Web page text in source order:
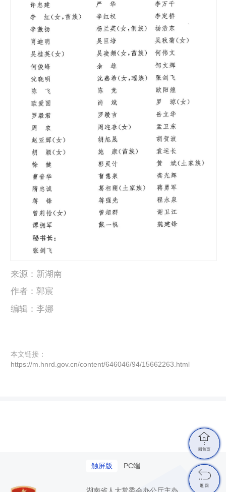
来源：新湖南
作者：郭宸
编辑：李娜
本文链接：
https://m.hnrd.gov.cn/content/646046/94/15662263.html
触屏版 PC端

回首页

返 回